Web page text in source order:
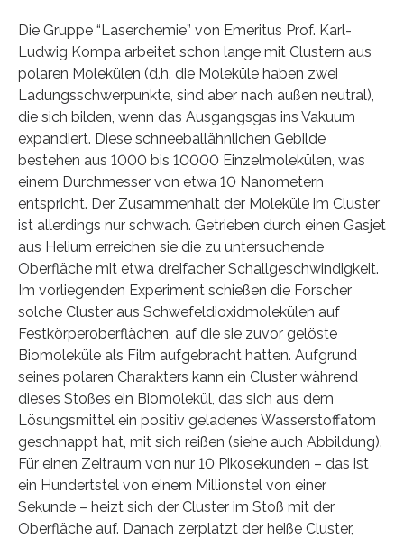
Die Gruppe “Laserchemie” von Emeritus Prof. Karl-
Ludwig Kompa arbeitet schon lange mit Clustern aus
polaren Molekülen (d.h. die Moleküle haben zwei
Ladungsschwerpunkte, sind aber nach außen neutral),
die sich bilden, wenn das Ausgangsgas ins Vakuum
expandiert. Diese schneeballähnlichen Gebilde
bestehen aus 1000 bis 10000 Einzelmolekülen, was
einem Durchmesser von etwa 10 Nanometern
entspricht. Der Zusammenhalt der Moleküle im Cluster
ist allerdings nur schwach. Getrieben durch einen Gasjet
aus Helium erreichen sie die zu untersuchende
Oberfläche mit etwa dreifacher Schallgeschwindigkeit.
Im vorliegenden Experiment schießen die Forscher
solche Cluster aus Schwefeldioxidmolekülen auf
Festkörperoberflächen, auf die sie zuvor gelöste
Biomoleküle als Film aufgebracht hatten. Aufgrund
seines polaren Charakters kann ein Cluster während
dieses Stoßes ein Biomolekül, das sich aus dem
Lösungsmittel ein positiv geladenes Wasserstoffatom
geschnappt hat, mit sich reißen (siehe auch Abbildung).
Für einen Zeitraum von nur 10 Pikosekunden – das ist
ein Hundertstel von einem Millionstel von einer
Sekunde – heizt sich der Cluster im Stoß mit der
Oberfläche auf. Danach zerplatzt der heiße Cluster,